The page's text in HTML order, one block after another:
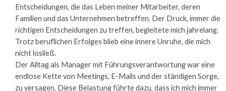
Entscheidungen, die das Leben meiner Mitarbeiter, deren
Familien und das Unternehmen betreffen. Der Druck, immer die
richtigen Entscheidungen zu treffen, begleitete mich jahrelang.
Trotz beruflichen Erfolges blieb eine innere Unruhe, die mich
nicht losließ.
Der Alltag als Manager mit Führungsverantwortung war eine
endlose Kette von Meetings, E-Mails und der ständigen Sorge,
zu versagen. Diese Belastung führte dazu, dass ich mich immer